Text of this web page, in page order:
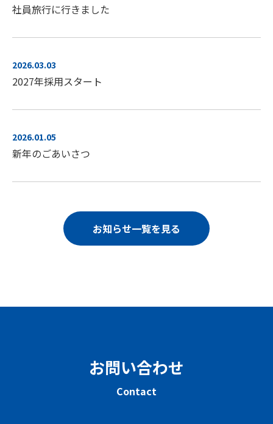
社員旅行に行きました
2027年採用スタート
2026.03.03
新年のごあいさつ
2026.01.05
お知らせ一覧を見る
お問い合わせ
Contact